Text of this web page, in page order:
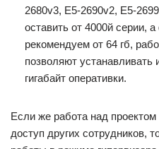
2680v3, E5-2690v2, E5-
оставить от 4000й серии,
рекомендуем от 64 гб,
позволяют
гигабайт оперативки.
Если же работа над
доступ других сотрудников,